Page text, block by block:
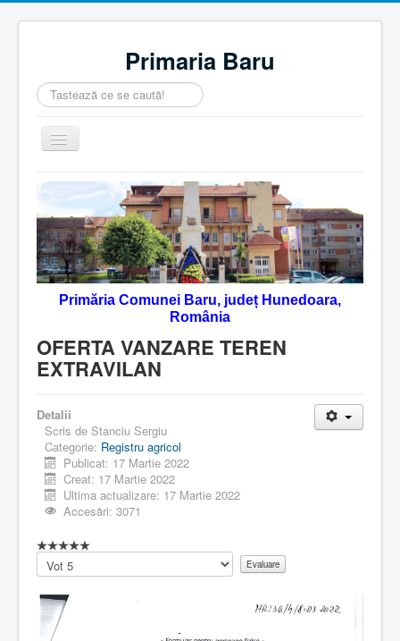
Primaria Baru
Căutare
...
Comută
navigarea
Home
Despre noi
Noutăţi
Contact
Servicii Online
Primăria Comunei Baru, județ Hunedoara,
România
OFERTA VANZARE TEREN
EXTRAVILAN
Detalii
Scris de Stanciu Sergiu
Categorie: Registru agricol
Publicat: 17 Martie 2022
Creat: 17 Martie 2022
Ultima actualizare: 17 Martie 2022
Accesări: 3071
Vă
rugăm
să
evaluați